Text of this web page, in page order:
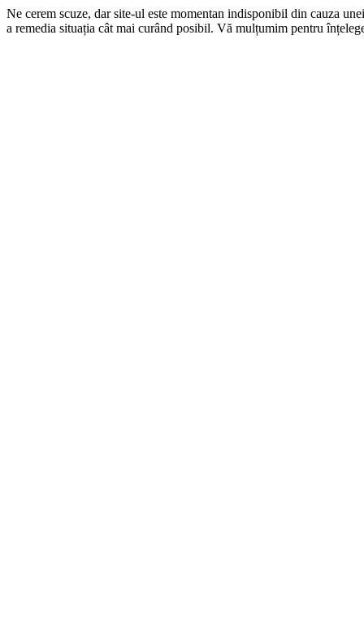
Ne cerem scuze, dar site-ul este momentan indisponibil din cauza
a remedia situația cât mai curând posibil. Vă mulțumim pentru